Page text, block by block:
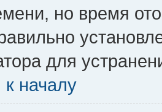
но время
для
к началу